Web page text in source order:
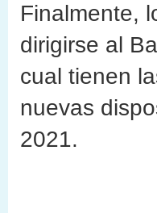
Finalmente,
dirigirse al
cual tienen
nuevas
2021.